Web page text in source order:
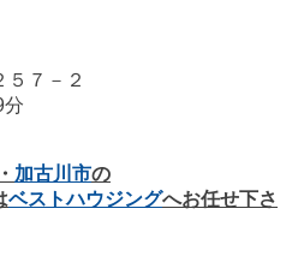
５７－２
分
・ 加古川市の
ベストハウジングへお任せ下さ